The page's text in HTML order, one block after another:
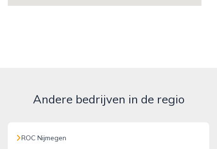
Andere bedrijven in de regio
ROC Nijmegen